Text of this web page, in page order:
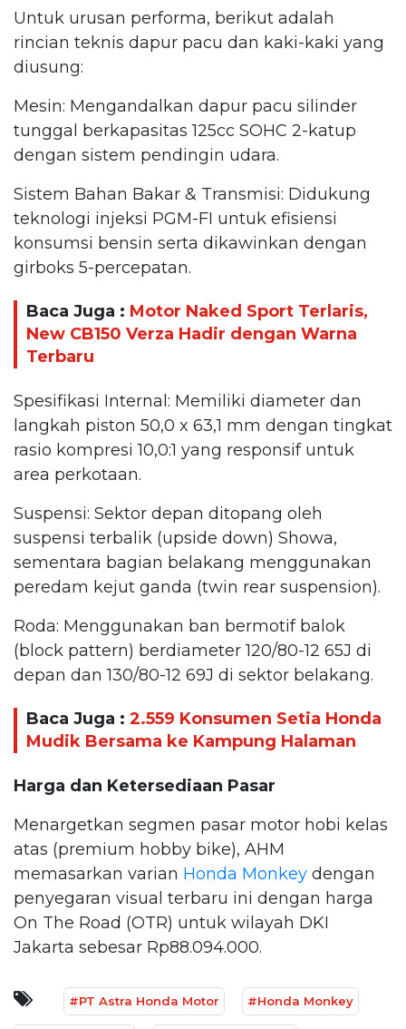
Untuk urusan performa, berikut adalah
rincian teknis dapur pacu dan kaki-kaki yang
diusung:
Mesin: Mengandalkan dapur pacu silinder
tunggal berkapasitas 125cc SOHC 2-katup
dengan sistem pendingin udara.
Sistem Bahan Bakar & Transmisi: Didukung
teknologi injeksi PGM-FI untuk efisiensi
konsumsi bensin serta dikawinkan dengan
girboks 5-percepatan.
Baca Juga : Motor Naked Sport Terlaris,
New CB150 Verza Hadir dengan Warna
Terbaru
Spesifikasi Internal: Memiliki diameter dan
langkah piston 50,0 x 63,1 mm dengan tingkat
rasio kompresi 10,0:1 yang responsif untuk
area perkotaan.
Suspensi: Sektor depan ditopang oleh
suspensi terbalik (upside down) Showa,
sementara bagian belakang menggunakan
peredam kejut ganda (twin rear suspension).
Roda: Menggunakan ban bermotif balok
(block pattern) berdiameter 120/80-12 65J di
depan dan 130/80-12 69J di sektor belakang.
Baca Juga : 2.559 Konsumen Setia Honda
Mudik Bersama ke Kampung Halaman
Harga dan Ketersediaan Pasar
Menargetkan segmen pasar motor hobi kelas
atas (premium hobby bike), AHM
memasarkan varian Honda Monkey dengan
penyegaran visual terbaru ini dengan harga
On The Road (OTR) untuk wilayah DKI
Jakarta sebesar Rp88.094.000.
#PT Astra Honda Motor #Honda Monkey